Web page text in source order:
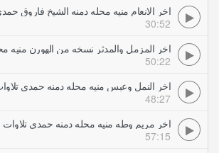
30:52
50:22
اخر النمل وعبس منيه محله دمنه حمدي
48:27
اخر مريم وطه منيه محله دمنه حمدي
57:15